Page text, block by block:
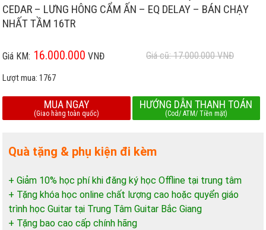
CEDAR – LƯNG HÔNG CẨM ẤN – EQ DELAY – BÁN CHẠY
NHẤT TẦM 16TR
Giá KM: 16.000.000 VNĐ Giá cũ: 17.000.000VNĐ
Lượt mua:1767
MUA NGAY
(Giao hàng toàn quốc)
HƯỚNG DẪN THANH TOÁN
(Cod/ ATM/ Tiền mặt)
Quà tặng & phụ kiện đi kèm
+ Giảm 10% học phí khi đăng ký học Offline tại trung tâm
+ Tặng khóa học online chất lượng cao hoặc quyển giáo
trình học Guitar tại Trung Tâm Guitar Bắc Giang
+ Tặng bao cao cấp chính hãng